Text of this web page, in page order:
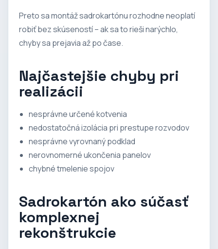
Preto sa montáž sadrokartónu rozhodne neoplatí
robiť bez skúseností – ak sa to rieši narýchlo,
chyby sa prejavia až po čase.
Najčastejšie chyby pri
realizácii
nesprávne určené kotvenia
nedostatočná izolácia pri prestupe rozvodov
nesprávne vyrovnaný podklad
nerovnomerné ukončenia panelov
chybné tmelenie spojov
Sadrokartón ako súčasť
komplexnej
rekonštrukcie